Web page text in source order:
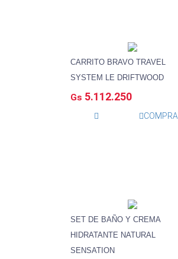
CARRITO BRAVO TRAVEL
SYSTEM LE DRIFTWOOD
Gs 5.112.250
COMPRA
SET DE BAÑO Y CREMA
HIDRATANTE NATURAL
SENSATION